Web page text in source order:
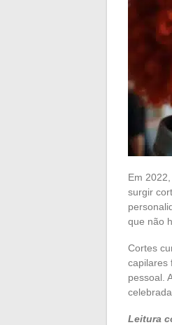
Em
surgir
que não
Cortes
capilares
pessoal.
Leitura